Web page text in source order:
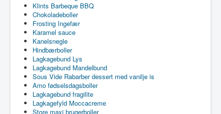
Klints Barbeque BBQ
Chokoladeboller
Frosting Ingefær
Karamel sauce
Kanelsnegle
Hindbærboller
Lagkagebund Lys
Lagkagebund Mandelbund
Sous Vide Rabarber dessert med vanilje is
Amo fødselsdagsboller
Lagkagebund fragilite
Lagkagefyld Moccacreme
Store maxi brugerboller